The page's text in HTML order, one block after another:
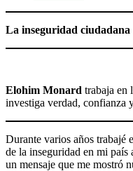
La inseguridad ciudadana
Elohim Monard trabaja en
investiga verdad, confianza
Durante varios años trabajé
de la inseguridad en mi país
un mensaje que me mostró